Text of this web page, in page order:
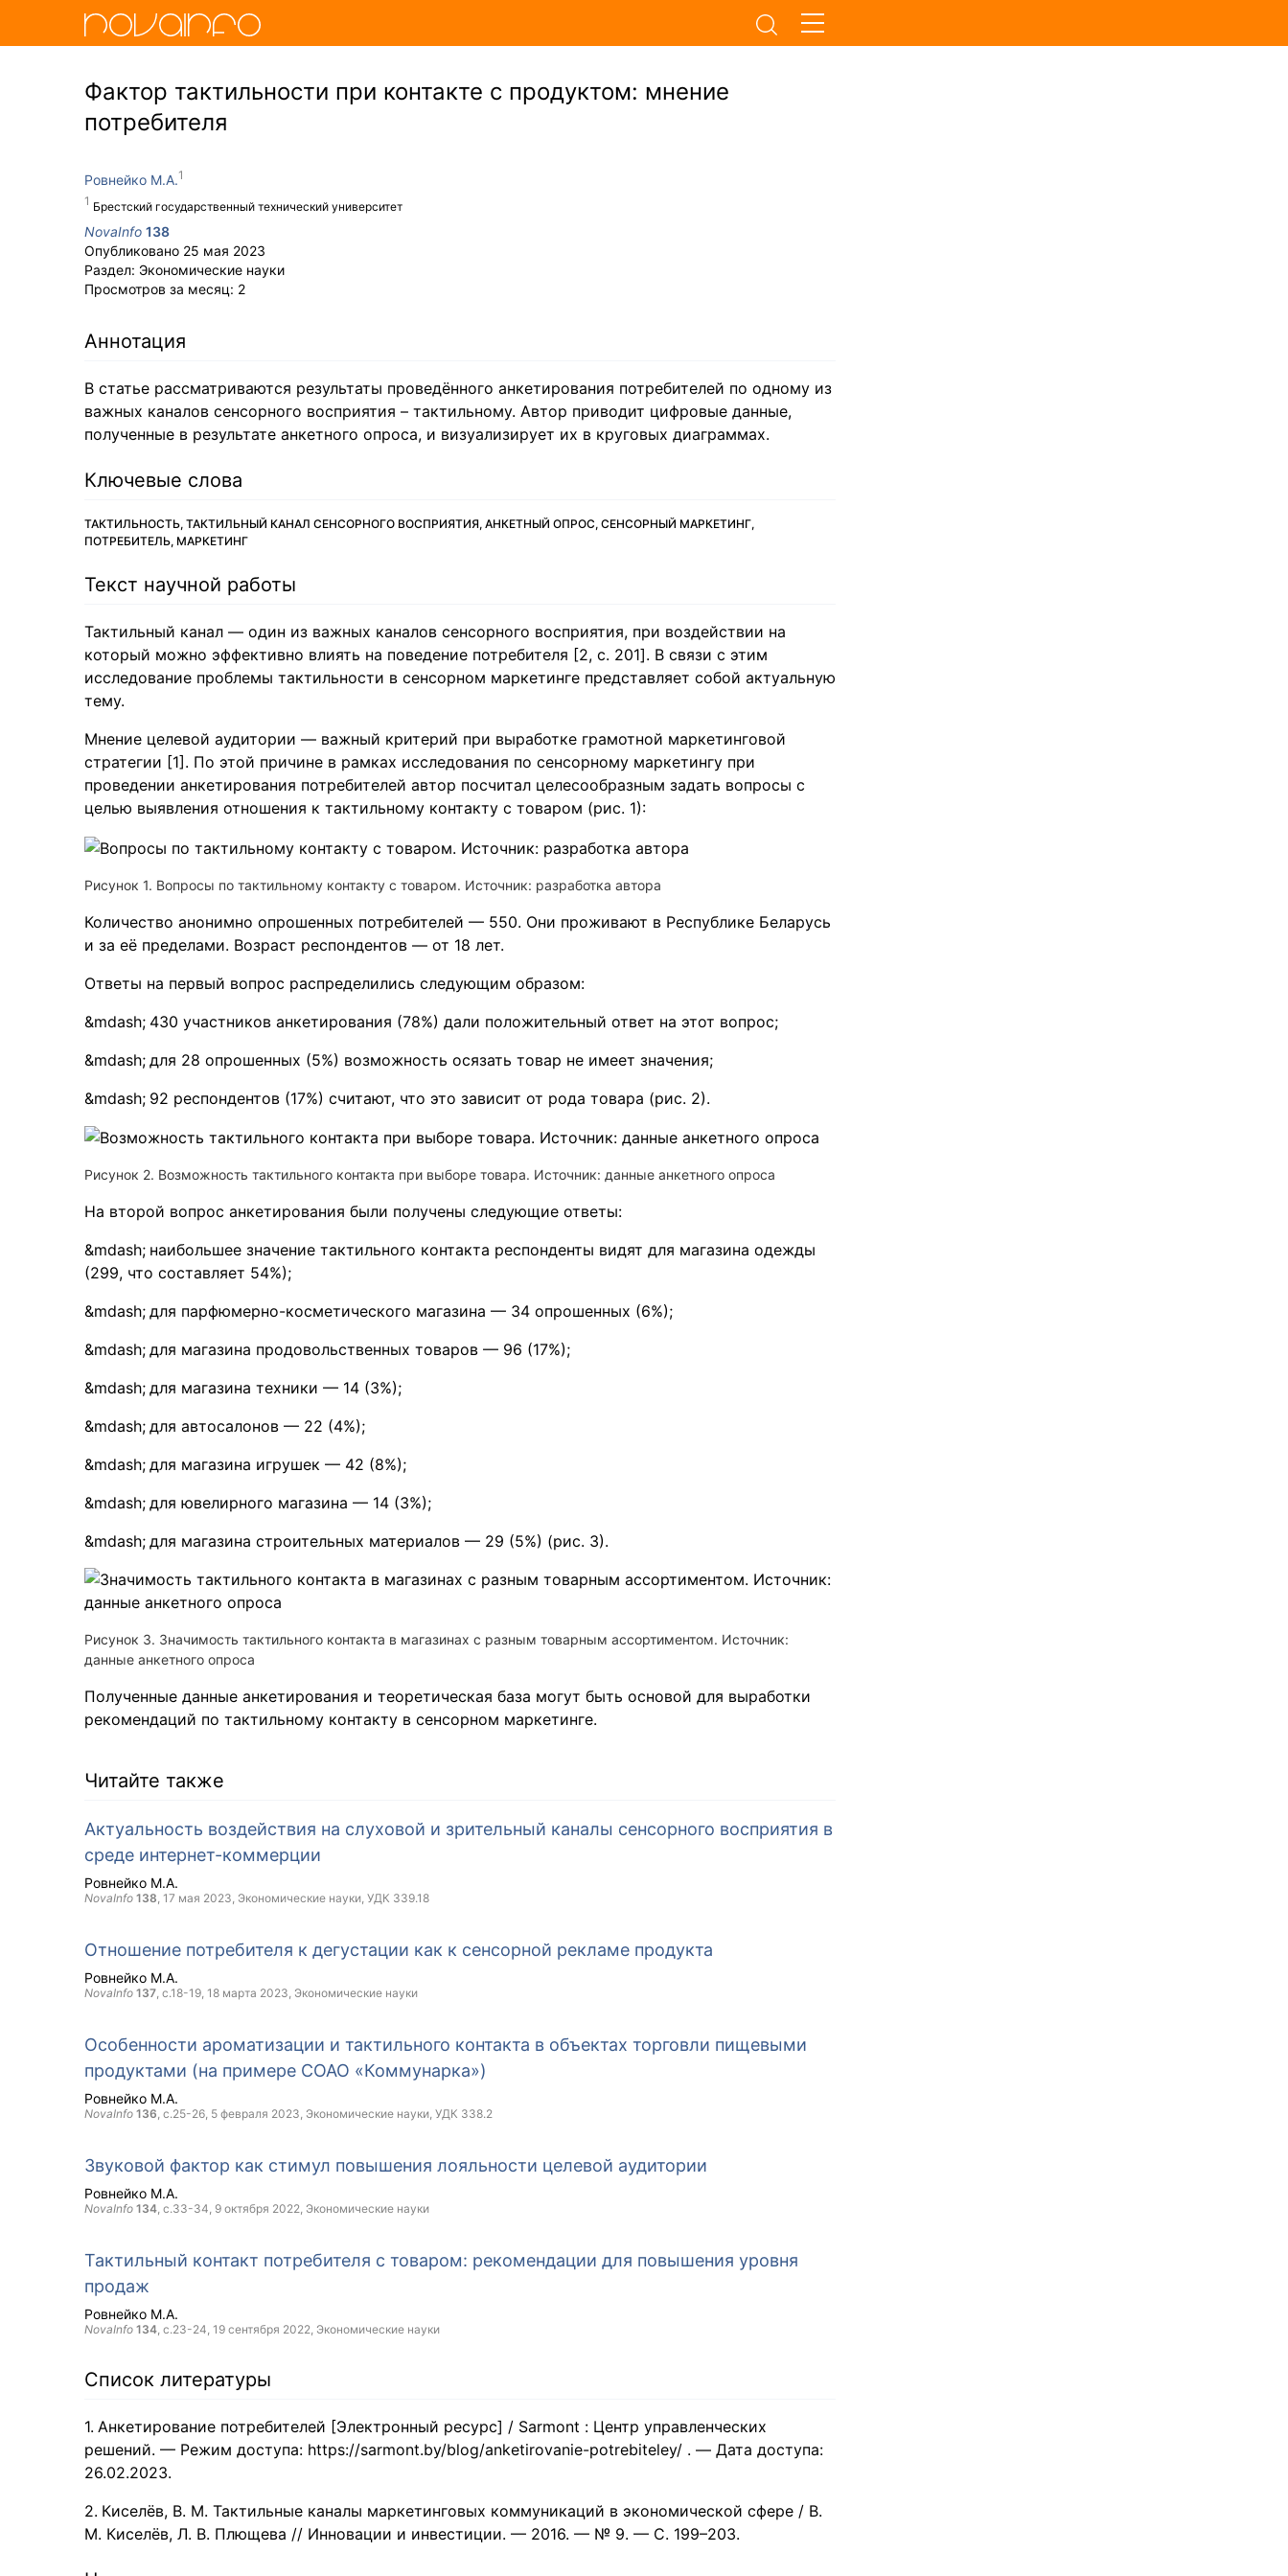
Фактор тактильности при контакте с продуктом: мнение
потребителя
Ровнейко М.А.
Брестский государственный технический университет
NovaInfo 138
Опубликовано 25 мая 2023
Раздел: Экономические науки
Просмотров за месяц: 2
Аннотация
В статье рассматриваются результаты проведённого анкетирования потребителей по одному из
важных каналов сенсорного восприятия – тактильному. Автор приводит цифровые данные,
полученные в результате анкетного опроса, и визуализирует их в круговых диаграммах.
Ключевые слова
ТАКТИЛЬНОСТЬ, ТАКТИЛЬНЫЙ КАНАЛ СЕНСОРНОГО ВОСПРИЯТИЯ, АНКЕТНЫЙ ОПРОС, СЕНСОРНЫЙ МАРКЕТИНГ,
ПОТРЕБИТЕЛЬ, МАРКЕТИНГ
Текст научной работы
Тактильный канал — один из важных каналов сенсорного восприятия, при воздействии на
который можно эффективно влиять на поведение потребителя [2, c. 201]. В связи с этим
исследование проблемы тактильности в сенсорном маркетинге представляет собой актуальную
тему.
Мнение целевой аудитории — важный критерий при выработке грамотной маркетинговой
стратегии [1]. По этой причине в рамках исследования по сенсорному маркетингу при
проведении анкетирования потребителей автор посчитал целесообразным задать вопросы с
целью выявления отношения к тактильному контакту с товаром (рис. 1):
Рисунок 1. Вопросы по тактильному контакту с товаром. Источник: разработка автора
Количество анонимно опрошенных потребителей — 550. Они проживают в Республике Беларусь
и за её пределами. Возраст респондентов — от 18 лет.
Ответы на первый вопрос распределились следующим образом:
430 участников анкетирования (78%) дали положительный ответ на этот вопрос;
для 28 опрошенных (5%) возможность осязать товар не имеет значения;
92 респондентов (17%) считают, что это зависит от рода товара (рис. 2).
Рисунок 2. Возможность тактильного контакта при выборе товара. Источник: данные анкетного опроса
На второй вопрос анкетирования были получены следующие ответы:
наибольшее значение тактильного контакта респонденты видят для магазина одежды
(299, что составляет 54%);
для парфюмерно-косметического магазина — 34 опрошенных (6%);
для магазина продовольственных товаров — 96 (17%);
для магазина техники — 14 (3%);
для автосалонов — 22 (4%);
для магазина игрушек — 42 (8%);
для ювелирного магазина — 14 (3%);
для магазина строительных материалов — 29 (5%) (рис. 3).
Рисунок 3. Значимость тактильного контакта в магазинах с разным товарным ассортиментом. Источник:
данные анкетного опроса
Полученные данные анкетирования и теоретическая база могут быть основой для выработки
рекомендаций по тактильному контакту в сенсорном маркетинге.
Читайте также
Актуальность воздействия на слуховой и зрительный каналы сенсорного восприятия в
среде интернет-коммерции
Ровнейко М.А.
NovaInfo 138, 17 мая 2023, Экономические науки, УДК 339.18
Отношение потребителя к дегустации как к сенсорной рекламе продукта
Ровнейко М.А.
NovaInfo 137, с.18-19, 18 марта 2023, Экономические науки
Особенности ароматизации и тактильного контакта в объектах торговли пищевыми
продуктами (на примере СОАО «Коммунарка»)
Ровнейко М.А.
NovaInfo 136, с.25-26, 5 февраля 2023, Экономические науки, УДК 338.2
Звуковой фактор как стимул повышения лояльности целевой аудитории
Ровнейко М.А.
NovaInfo 134, с.33-34, 9 октября 2022, Экономические науки
Тактильный контакт потребителя с товаром: рекомендации для повышения уровня
продаж
Ровнейко М.А.
NovaInfo 134, с.23-24, 19 сентября 2022, Экономические науки
Список литературы
Анкетирование потребителей [Электронный ресурс] / Sarmont : Центр управленческих
решений. — Режим доступа: https://sarmont.by/blog/anketirovanie-potrebiteley/ . — Дата доступа:
26.02.2023.
Киселёв, В. М. Тактильные каналы маркетинговых коммуникаций в экономической сфере / В.
М. Киселёв, Л. В. Плющева // Инновации и инвестиции. — 2016. — № 9. — С. 199–203.